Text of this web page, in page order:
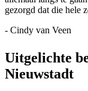
gezorgd dat die hele
- Cindy van Veen
Uitgelichte
Nieuwstadt